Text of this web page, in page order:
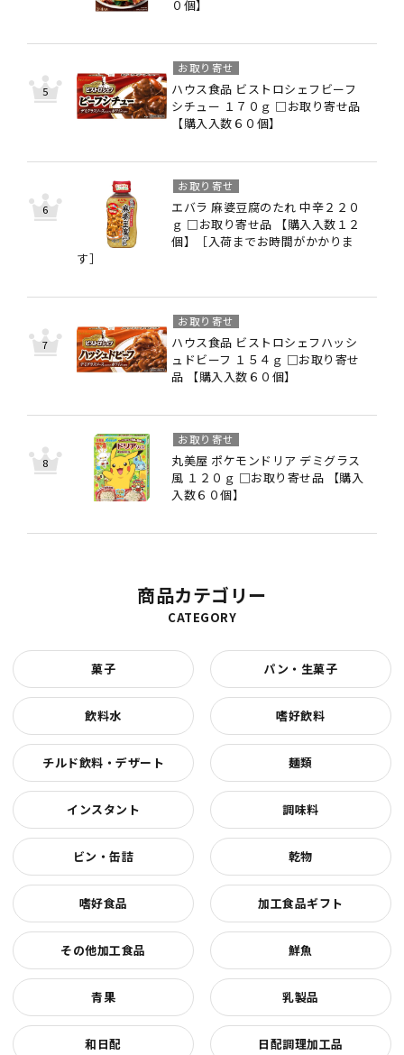
０個】
ハウス食品 ビストロシェフビーフ
シチュー １７０ｇ □お取り寄せ品
【購入入数６０個】
お取り寄せ
エバラ 麻婆豆腐のたれ 中辛２２０
ｇ □お取り寄せ品 【購入入数１２
個】［入荷までお時間がかかりま
す］
お取り寄せ
ハウス食品 ビストロシェフハッシ
ュドビーフ １５４ｇ □お取り寄せ
品 【購入入数６０個】
お取り寄せ
丸美屋 ポケモンドリア デミグラス
風 １２０ｇ □お取り寄せ品 【購入
入数６０個】
お取り寄せ
商品カテゴリー
CATEGORY
菓子 パン・生菓子
飲料水 嗜好飲料
チルド飲料・デザート 麺類
インスタント 調味料
ビン・缶詰 乾物
嗜好食品 加工食品ギフト
その他加工食品 鮮魚
青果 乳製品
和日配 日配調理加工品